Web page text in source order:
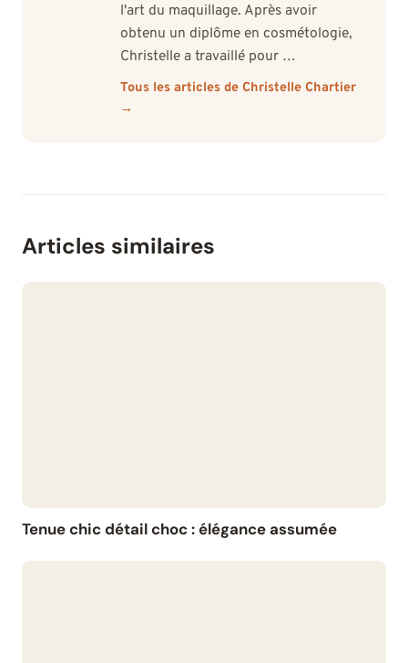
l'art du maquillage. Après avoir
obtenu un diplôme en cosmétologie,
Christelle a travaillé pour …
Tous les articles de Christelle Chartier
→
Articles similaires
Tenue chic détail choc : élégance assumée